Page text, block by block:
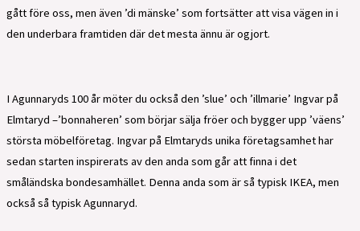
gått före oss, men även ’di mänske’ som fortsätter att visa vägen in i
den underbara framtiden där det mesta ännu är ogjort.
I Agunnaryds 100 år möter du också den ’slue’ och ’illmarie’ Ingvar på
Elmtaryd –’bonnaheren’ som börjar sälja fröer och bygger upp ’väens’
största möbelföretag. Ingvar på Elmtaryds unika företagsamhet har
sedan starten inspirerats av den anda som går att finna i det
småländska bondesamhället. Denna anda som är så typisk IKEA, men
också så typisk Agunnaryd.